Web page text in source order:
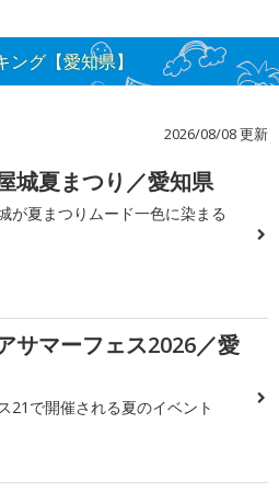
グ【愛知県】
2026/08/08 更新
城夏まつり／愛知県
が夏まつりムード一色に染まる
サマーフェス2026／愛
21で開催される夏のイベント